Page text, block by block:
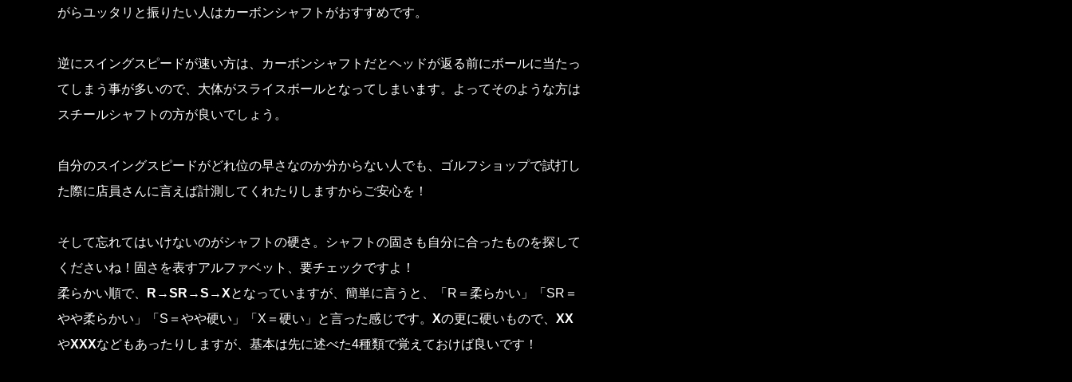
がらユッタリと振りたい人はカーボンシャフトがおすすめです。
逆にスイングスピードが速い方は、カーボンシャフトだとヘッドが返る前にボールに当たっ
てしまう事が多いので、大体がスライスボールとなってしまいます。よってそのような方は
スチールシャフトの方が良いでしょう。
自分のスイングスピードがどれ位の早さなのか分からない人でも、ゴルフショップで試打し
た際に店員さんに言えば計測してくれたりしますからご安心を！
そして忘れてはいけないのがシャフトの硬さ。シャフトの固さも自分に合ったものを探して
くださいね！固さを表すアルファベット、要チェックですよ！
柔らかい順で、
R →SR →S →Xとなっていますが、簡単に言うと、「R＝柔らかい」「SR＝
やや柔らかい」「S＝やや硬い」「X＝硬い」と言った感じです。 Xの更に硬いもので、 XX
やXXXなどもあったりしますが、基本は先に述べた4種類で覚えておけば良いです！